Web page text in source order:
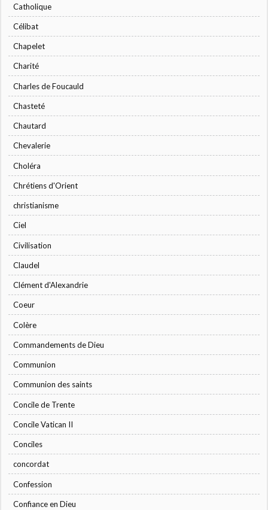
Catholique
Célibat
Chapelet
Charité
Charles de Foucauld
Chasteté
Chautard
Chevalerie
Choléra
Chrétiens d'Orient
christianisme
Ciel
Civilisation
Claudel
Clément d'Alexandrie
Coeur
Colère
Commandements de Dieu
Communion
Communion des saints
Concile de Trente
Concile Vatican II
Conciles
concordat
Confession
Confiance en Dieu